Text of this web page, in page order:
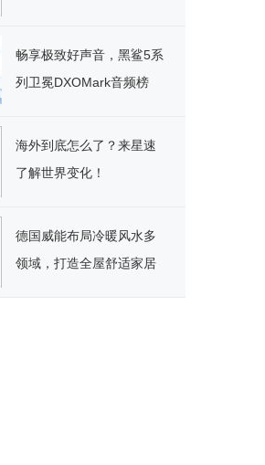
畅享极致好声音，黑鲨5系
列卫冕DXOMark音频榜
海外到底怎么了？来星速
了解世界变化！
德国威能布局冷暖风水多
领域，打造全屋舒适家居